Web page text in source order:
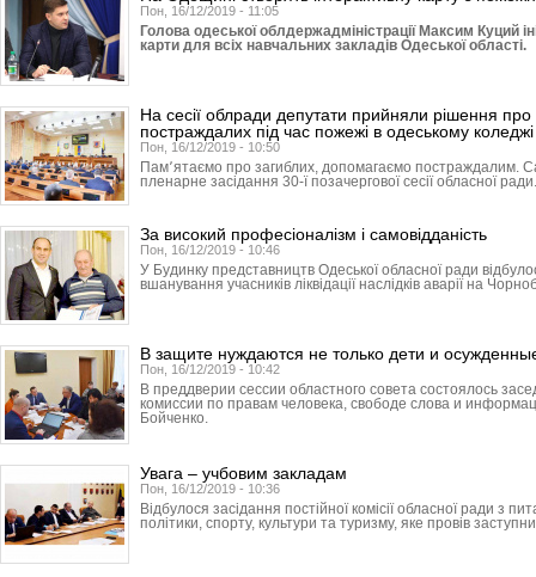
Пон, 16/12/2019 - 11:05
Голова одеської облдержадміністрації Максим Куций
карти для всіх навчальних закладів Одеської області.
На сесії облради депутати прийняли рішення про
постраждалих під час пожежі в одеському коледжі
Пон, 16/12/2019 - 10:50
Пам՚ятаємо про загиблих, допомагаємо постраждалим.
пленарне засідання 30-ї позачергової сесії обласної ради.
За високий професіоналізм і самовідданість
Пон, 16/12/2019 - 10:46
У Будинку представництв Одеської обласної ради
вшанування учасників ліквідації наслідків аварії на
В защите нуждаются не только дети и
Пон, 16/12/2019 - 10:42
В преддверии сессии областного совета состоялось
комиссии по правам человека, свободе слова и
Бойченко.
Увага – учбовим закладам
Пон, 16/12/2019 - 10:36
Відбулося засідання постійної комісії обласної ради з
політики, спорту, культури та туризму, яке провів